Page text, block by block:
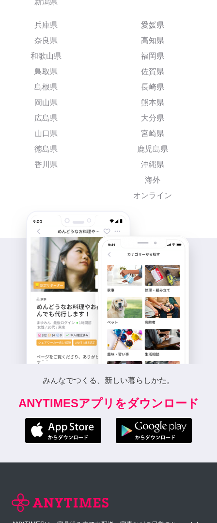
兵庫県
奈良県
和歌山県
鳥取県
島根県
岡山県
広島県
山口県
徳島県
香川県
愛媛県
高知県
福岡県
佐賀県
長崎県
熊本県
大分県
宮崎県
鹿児島県
沖縄県
海外
オンライン
みんなでつくる、新しい暮らしかた。
ANYTIMESアプリをダウンロード